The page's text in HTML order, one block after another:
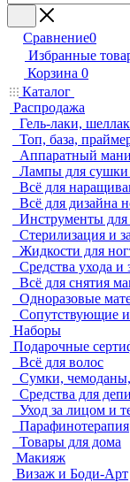
Сравнение0
Избранные
Корзина 0
Каталог
Распродажа
Гель-лаки,
Топ, база,
Аппаратный
Лампы для сушки
Всё для
Всё для дизайна
Инструменты
Стерилизация и
Жидкости для
Средства ухода и
Всё для снятия
Одноразовые
Сопутствующие
Наборы
Подарочные
Всё для волос
Сумки,
Средства для
Уход за лицом и
Парафинотерапия
Товары для дома
Макияж
Визаж и Боди-Арт